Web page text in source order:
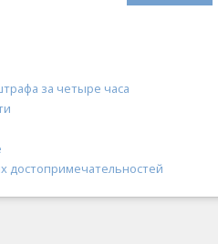
за четыре часа
достопримечательностей